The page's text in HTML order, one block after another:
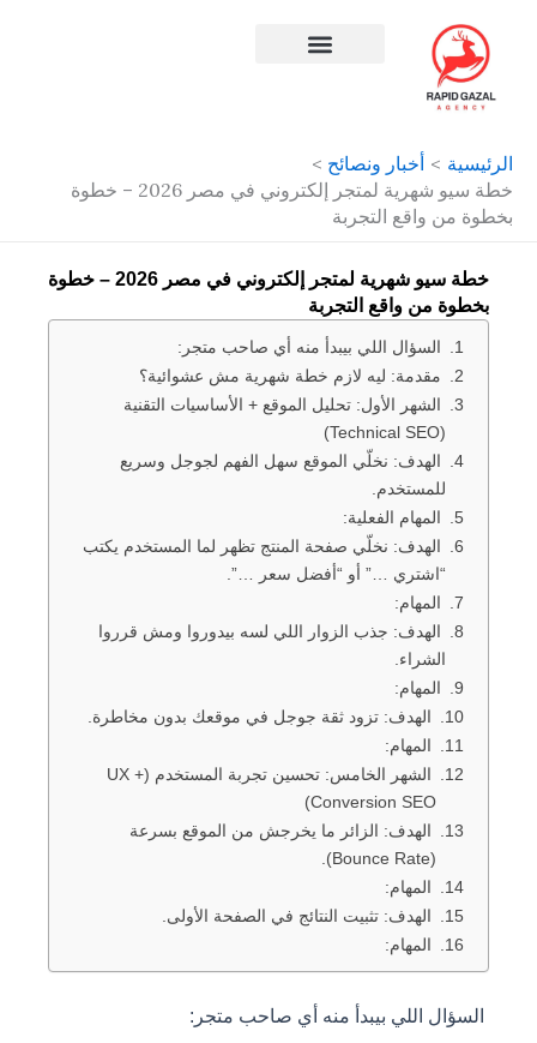
الرئيسية
أخبار ونصائح
خطة سيو شهرية لمتجر إلكتروني في مصر 2026 – خطوة
بخطوة من واقع التجربة
خطة سيو شهرية لمتجر إلكتروني في مصر 2026 – خطوة
بخطوة من واقع التجربة
السؤال اللي بيبدأ منه أي صاحب متجر:
مقدمة: ليه لازم خطة شهرية مش عشوائية؟
الشهر الأول: تحليل الموقع + الأساسيات التقنية
الهدف: نخلّي الموقع سهل الفهم لجوجل وسريع
للمستخدم.
المهام الفعلية:
الهدف: نخلّي صفحة المنتج تظهر لما المستخدم يكتب
“اشتري …” أو “أفضل سعر …”.
المهام:
الهدف: جذب الزوار اللي لسه بيدوروا ومش قرروا
الشراء.
المهام:
الهدف: تزود ثقة جوجل في موقعك بدون مخاطرة.
المهام:
الشهر الخامس: تحسين تجربة المستخدم (UX +
Conversion SEO)
الهدف: الزائر ما يخرجش من الموقع بسرعة
المهام:
الهدف: تثبيت النتائج في الصفحة الأولى.
المهام:
السؤال اللي بيبدأ منه أي صاحب متجر: